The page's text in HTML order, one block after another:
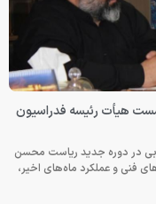
هیأت رئیسه فدراسیون
در دوره جدید ریاست محسن
فنی و عملکرد ماه‌های اخیر،